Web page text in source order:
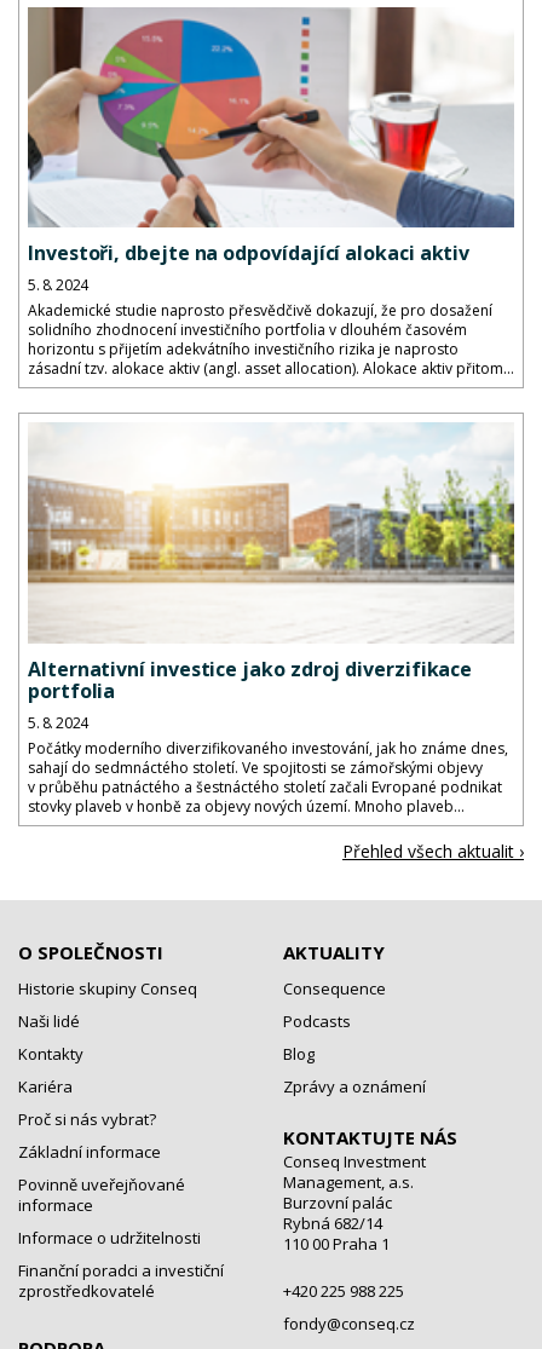
Investoři, dbejte na odpovídající alokaci aktiv
5. 8. 2024
Akademické studie naprosto přesvědčivě dokazují, že pro dosažení
solidního zhodnocení investičního portfolia v dlouhém časovém
horizontu s přijetím adekvátního investičního rizika je naprosto
zásadní tzv. alokace aktiv (angl. asset allocation). Alokace aktiv přitom...
Alternativní investice jako zdroj diverzifikace
portfolia
5. 8. 2024
Počátky moderního diverzifikovaného investování, jak ho známe dnes,
sahají do sedmnáctého století. Ve spojitosti se zámořskými objevy
v průběhu patnáctého a šestnáctého století začali Evropané podnikat
stovky plaveb v honbě za objevy nových území. Mnoho plaveb...
Přehled všech aktualit ›
O SPOLEČNOSTI
Historie skupiny Conseq
Naši lidé
Kontakty
Kariéra
Proč si nás vybrat?
Základní informace
Povinně uveřejňované
informace
Informace o udržitelnosti
Finanční poradci a investiční
zprostředkovatelé
AKTUALITY
Consequence
Podcasts
Blog
Zprávy a oznámení
KONTAKTUJTE NÁS
Conseq Investment
Management, a.s.
Burzovní palác
Rybná 682/14
110 00 Praha 1
+420 225 988 225
fondy@conseq.cz